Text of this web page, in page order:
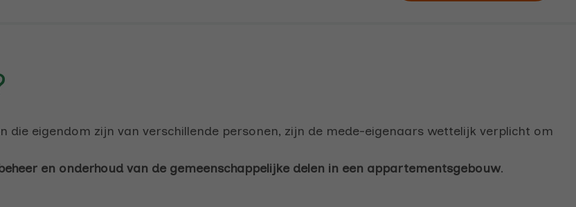
eigendom zijn van verschillende personen, zijn de mede-eigenaars wettelijk verplicht om
en onderhoud van de gemeenschappelijke delen in een appartementsgebouw.